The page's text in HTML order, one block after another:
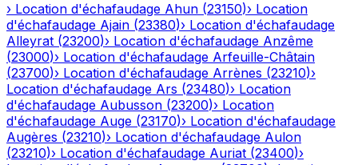
› Location d'échafaudage Ahun (23150)› Location
d'échafaudage Ajain (23380)› Location d'échafaudage
Alleyrat (23200)› Location d'échafaudage Anzême
(23000)› Location d'échafaudage Arfeuille-Châtain
(23700)› Location d'échafaudage Arrènes (23210)›
Location d'échafaudage Ars (23480)› Location
d'échafaudage Aubusson (23200)› Location
d'échafaudage Auge (23170)› Location d'échafaudage
Augères (23210)› Location d'échafaudage Aulon
(23210)› Location d'échafaudage Auriat (23400)›